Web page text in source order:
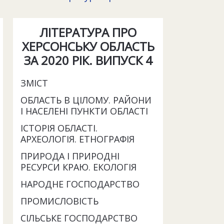
ЛІТЕРАТУРА ПРО
ХЕРСОНСЬКУ ОБЛАСТЬ
ЗА 2020 РІК. ВИПУСК 4
ЗМІСТ
ОБЛАСТЬ В ЦІЛОМУ. РАЙОНИ
І НАСЕЛЕНІ ПУНКТИ ОБЛАСТІ
ІСТОРІЯ ОБЛАСТІ.
АРХЕОЛОГІЯ. ЕТНОГРАФІЯ
ПРИРОДА І ПРИРОДНІ
РЕСУРСИ КРАЮ. ЕКОЛОГІЯ
НАРОДНЕ ГОСПОДАРСТВО
ПРОМИСЛОВІСТЬ
СІЛЬСЬКЕ ГОСПОДАРСТВО